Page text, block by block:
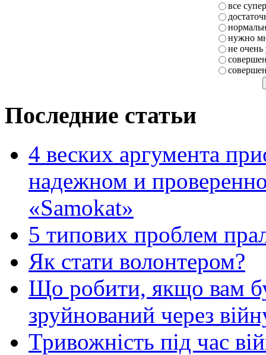
все супер
нужно
не очень
Последние статьи
4 веских аргумента
надежном и
«Samokat»
5 типових проблем
Як стати волонтером?
Що робити, якщо вам
зруйнований через
Тривожність під час